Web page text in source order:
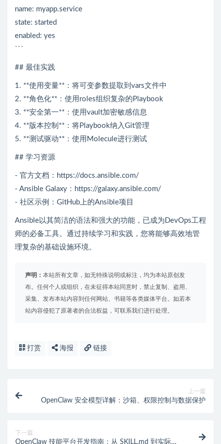
name: myapp.service
state: started
enabled: yes
```
## 最佳实践
1. **使用变量**：将可变参数提取到vars文件中
2. **角色化**：使用roles组织复杂的Playbook
3. **安全第一**：使用vault加密敏感信息
4. **版本控制**：将Playbook纳入Git管理
5. **测试驱动**：使用Molecule进行测试
## 学习资源
- 官方文档：https://docs.ansible.com/
- Ansible Galaxy：https://galaxy.ansible.com/
- 社区示例：GitHub上的Ansible项目
Ansible以其简洁的语法和强大的功能，已成为DevOps工程
师的必备工具。通过持续学习和实践，您将能够高效地管
理复杂的基础设施环境。
声明： 本站所有文章，如无特殊说明或标注，均为本站原创发
布。任何个人或组织，在未征得本站同意时，禁止复制、盗用、
采集、发布本站内容到任何网站、书籍等各类媒体平台。如若本
站内容侵犯了原著者的合法权益，可联系我们进行处理。
打赏 海报 链接
上一篇
OpenClaw 安全模型详解：沙箱、权限控制与数据保护
下一篇
OpenClaw 技能平台开发指南：从 SKILL.md 到实际部